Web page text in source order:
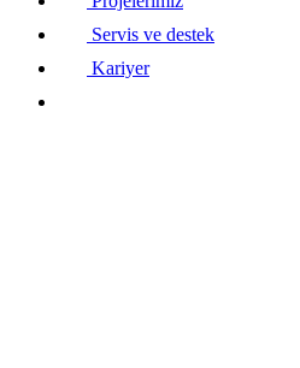
Servis ve destek
Kariyer